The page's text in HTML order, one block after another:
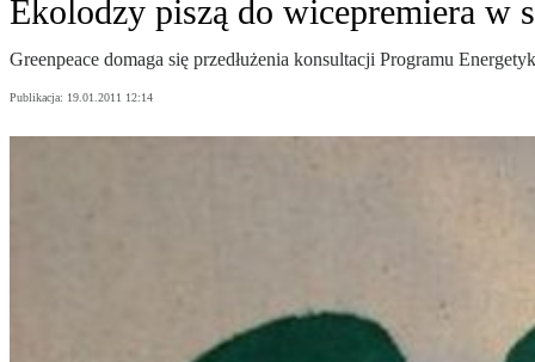
Ekolodzy piszą do wicepremiera w
Greenpeace domaga się przedłużenia konsultacji Programu
Publikacja: 19.01.2011 12:14